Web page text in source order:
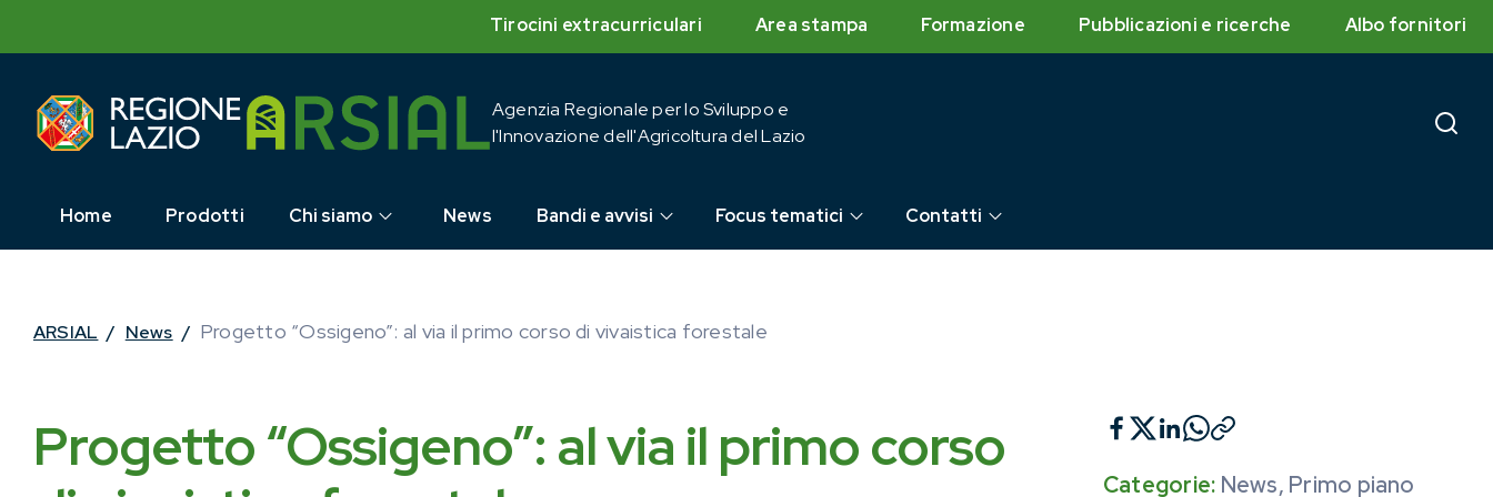
Tirocini extracurriculari Area stampa Formazione Pubblicazioni e ricerche Albo fornitori
Agenzia Regionale per lo Sviluppo e
l'Innovazione dell'Agricoltura del Lazio
Home Prodotti Chi siamo News Bandi e avvisi Focus tematici Contatti
ARSIAL / News / Progetto “Ossigeno”: al via il primo corso di vivaistica forestale
Progetto “Ossigeno”: al via il primo corso
Categorie: News, Primo piano